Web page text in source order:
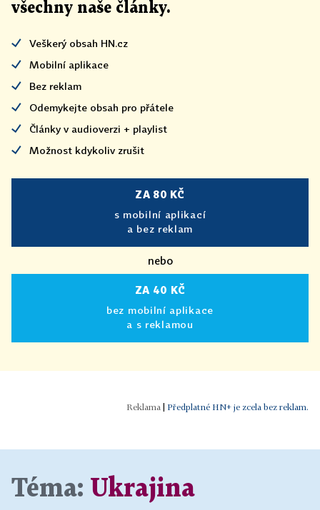
všechny naše články.
Veškerý obsah HN.cz
Mobilní aplikace
Bez reklam
Odemykejte obsah pro přátele
Články v audioverzi + playlist
Možnost kdykoliv zrušit
ZA 80 KČ
s mobilní aplikací
a bez reklam
nebo
ZA 40 KČ
bez mobilní aplikace
a s reklamou
Předplatné HN+ je zcela bez reklam.
Téma: Ukrajina